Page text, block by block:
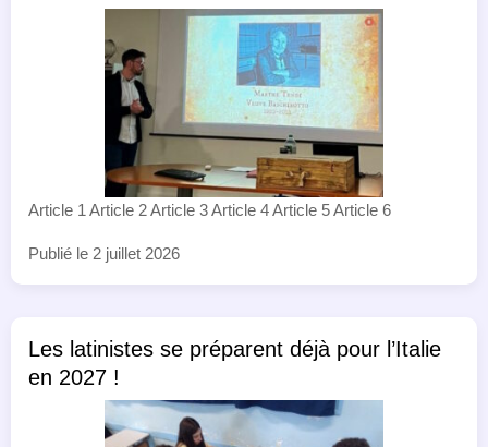
Article 1 Article 2 Article 3 Article 4 Article 5 Article 6
Publié le 2 juillet 2026
Les latinistes se préparent déjà pour l’Italie
en 2027 !